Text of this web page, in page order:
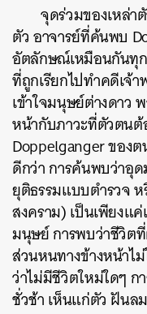
จุดร่วมของเหล่า
ตัว อาจารย์ที่ค้นพบ
อัตลักษณ์เหมือนกันทุก
ที่ถูกเรียกไปทำคดีเจ้
เข้าใจมนุษย์ต่างดาว
หน้ากับภาวะที่ตัวตนต้
Doppelganger ของ
ดีกว่า การค้นพบว่าอุ
ยุติธรรมแบบตำรวจ
สงคราม) เป็นเพียงแ
มนุษย์ การพบว่าชีวิตที่
ส่วนหนทางข้างหน้าไ
ว่าไม่มีชีวิตใหม่ใดๆ ก
ชั่วช้า เห็นแก่ตัว ฝันล